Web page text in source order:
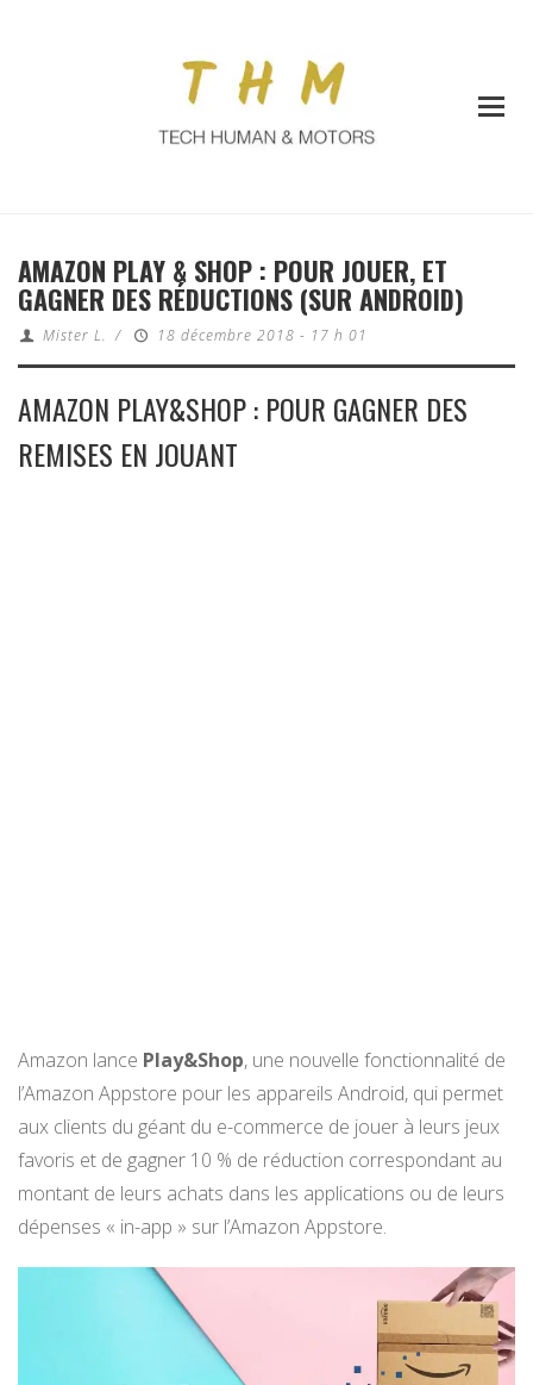
AMAZON PLAY & SHOP : POUR JOUER, ET
GAGNER DES RÉDUCTIONS (SUR ANDROID)
Mister L. / 18 décembre 2018 - 17 h 01
AMAZON PLAY&SHOP : POUR GAGNER DES
REMISES EN JOUANT
Amazon lance Play&Shop, une nouvelle fonctionnalité de
l’Amazon Appstore pour les appareils Android, qui permet
aux clients du géant du e-commerce de jouer à leurs jeux
favoris et de gagner 10 % de réduction correspondant au
montant de leurs achats dans les applications ou de leurs
dépenses « in-app » sur l’Amazon Appstore.